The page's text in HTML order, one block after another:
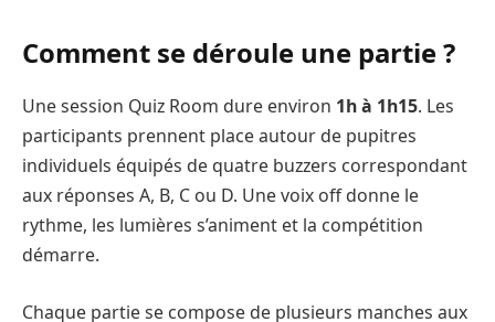
Comment se déroule une partie ?
Une session Quiz Room dure environ 1h à 1h15. Les
participants prennent place autour de pupitres
individuels équipés de quatre buzzers correspondant
aux réponses A, B, C ou D. Une voix off donne le
rythme, les lumières s’animent et la compétition
démarre.
Chaque partie se compose de plusieurs manches aux